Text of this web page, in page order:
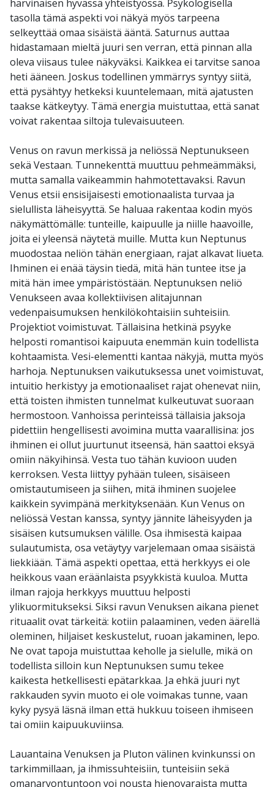
harvinaisen hyvässä yhteistyössä. Psykologisella
tasolla tämä aspekti voi näkyä myös tarpeena
selkeyttää omaa sisäistä ääntä. Saturnus auttaa
hidastamaan mieltä juuri sen verran, että pinnan alla
oleva viisaus tulee näkyväksi. Kaikkea ei tarvitse sanoa
heti ääneen. Joskus todellinen ymmärrys syntyy siitä,
että pysähtyy hetkeksi kuuntelemaan, mitä ajatusten
taakse kätkeytyy. Tämä energia muistuttaa, että sanat
voivat rakentaa siltoja tulevaisuuteen.
Venus on ravun merkissä ja neliössä Neptunukseen
sekä Vestaan. Tunnekenttä muuttuu pehmeämmäksi,
mutta samalla vaikeammin hahmotettavaksi. Ravun
Venus etsii ensisijaisesti emotionaalista turvaa ja
sielullista läheisyyttä. Se haluaa rakentaa kodin myös
näkymättömälle: tunteille, kaipuulle ja niille haavoille,
joita ei yleensä näytetä muille. Mutta kun Neptunus
muodostaa neliön tähän energiaan, rajat alkavat liueta.
Ihminen ei enää täysin tiedä, mitä hän tuntee itse ja
mitä hän imee ympäristöstään. Neptunuksen neliö
Venukseen avaa kollektiivisen alitajunnan
vedenpaisumuksen henkilökohtaisiin suhteisiin.
Projektiot voimistuvat. Tällaisina hetkinä psyyke
helposti romantisoi kaipuuta enemmän kuin todellista
kohtaamista. Vesi-elementti kantaa näkyjä, mutta myös
harhoja. Neptunuksen vaikutuksessa unet voimistuvat,
intuitio herkistyy ja emotionaaliset rajat ohenevat niin,
että toisten ihmisten tunnelmat kulkeutuvat suoraan
hermostoon. Vanhoissa perinteissä tällaisia jaksoja
pidettiin hengellisesti avoimina mutta vaarallisina: jos
ihminen ei ollut juurtunut itseensä, hän saattoi eksyä
omiin näkyihinsä. Vesta tuo tähän kuvioon uuden
kerroksen. Vesta liittyy pyhään tuleen, sisäiseen
omistautumiseen ja siihen, mitä ihminen suojelee
kaikkein syvimpänä merkityksenään. Kun Venus on
neliössä Vestan kanssa, syntyy jännite läheisyyden ja
sisäisen kutsumuksen välille. Osa ihmisestä kaipaa
sulautumista, osa vetäytyy varjelemaan omaa sisäistä
liekkiään. Tämä aspekti opettaa, että herkkyys ei ole
heikkous vaan eräänlaista psyykkistä kuuloa. Mutta
ilman rajoja herkkyys muuttuu helposti
ylikuormitukseksi. Siksi ravun Venuksen aikana pienet
rituaalit ovat tärkeitä: kotiin palaaminen, veden äärellä
oleminen, hiljaiset keskustelut, ruoan jakaminen, lepo.
Ne ovat tapoja muistuttaa keholle ja sielulle, mikä on
todellista silloin kun Neptunuksen sumu tekee
kaikesta hetkellisesti epätarkkaa. Ja ehkä juuri nyt
rakkauden syvin muoto ei ole voimakas tunne, vaan
kyky pysyä läsnä ilman että hukkuu toiseen ihmiseen
tai omiin kaipuukuviinsa.
Lauantaina Venuksen ja Pluton välinen kvinkunssi on
tarkimmillaan, ja ihmissuhteisiin, tunteisiin sekä
omanarvontuntoon voi nousta hienovaraista mutta